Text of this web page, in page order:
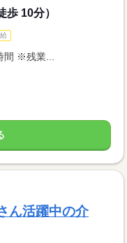
10分）
間 ※残業...
ん活躍中の介